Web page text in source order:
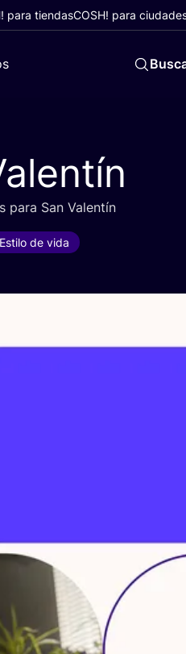
para tiendasCOSH! para
para San Valentín
Estilo de vida